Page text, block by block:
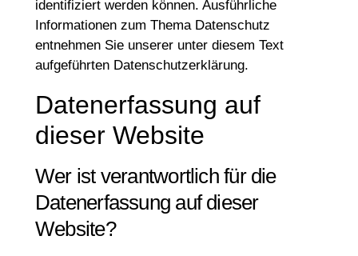
identifiziert werden können. Ausführliche
Informationen zum Thema Datenschutz
entnehmen Sie unserer unter diesem Text
aufgeführten Datenschutzerklärung.
Datenerfassung auf
dieser Website
Wer ist verantwortlich für die
Datenerfassung auf dieser
Website?